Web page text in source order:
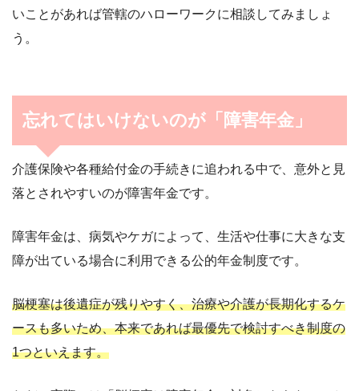
いことがあれば管轄のハローワークに相談してみましょ
う。
忘れてはいけないのが「障害年金」
介護保険や各種給付金の手続きに追われる中で、意外と見
落とされやすいのが障害年金です。
障害年金は、病気やケガによって、生活や仕事に大きな支
障が出ている場合に利用できる公的年金制度です。
脳梗塞は後遺症が残りやすく、治療や介護が長期化するケ
ースも多いため、本来であれば最優先で検討すべき制度の
1つといえます。